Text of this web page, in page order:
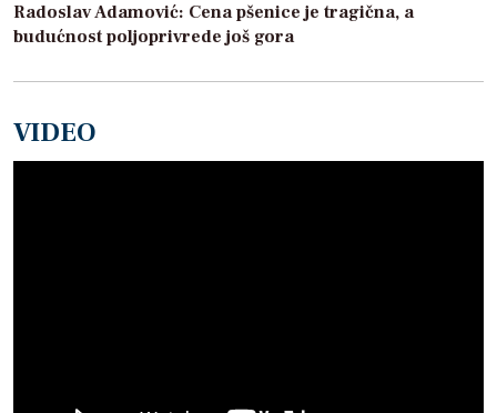
Radoslav Adamović: Cena pšenice je tragična, a
budućnost poljoprivrede još gora
VIDEO